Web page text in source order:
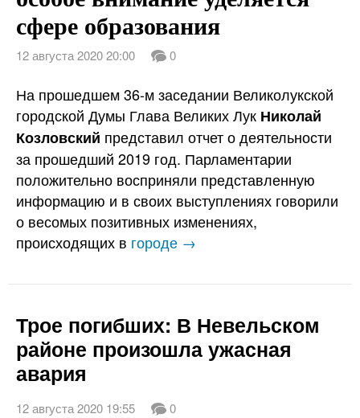
сфере образования
12 августа 2020 20:00 0
На прошедшем 36-м заседании Великолукской
городской Думы Глава Великих Лук Николай
Козловский представил отчет о деятельности
за прошедший 2019 год. Парламентарии
положительно восприняли представленную
информацию и в своих выступлениях говорили
о весомых позитивных изменениях,
происходящих в городе →
Трое погибших: В Невельском
районе произошла ужасная
авария
12 августа 2020 19:55 0